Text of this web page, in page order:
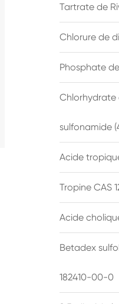
Tartrate de
Chlorure de
Phosphate
Chlorhydrate
sulfonamide
Acide
Tropine CAS
Acide
Betadex
182410-00-0